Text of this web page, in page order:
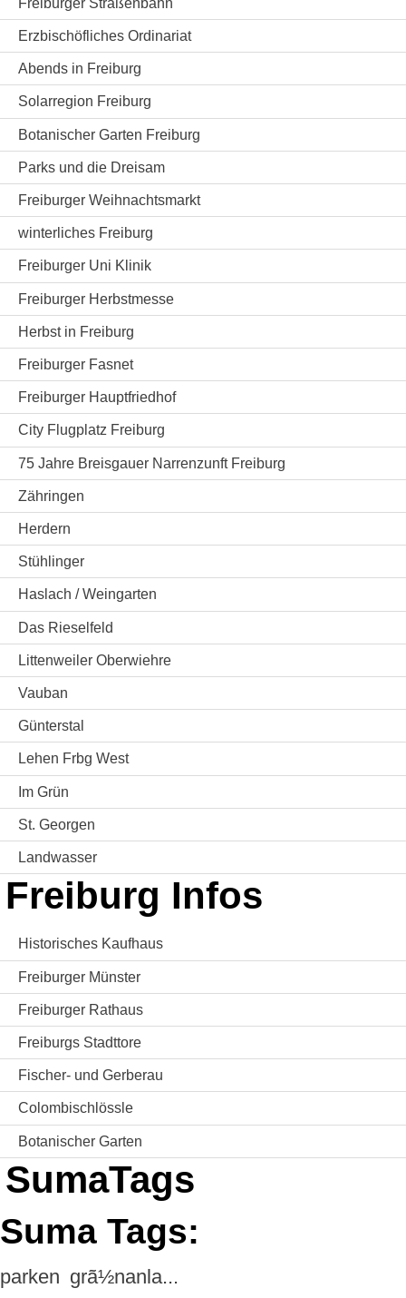
Erzbischöfliches Ordinariat
Abends in Freiburg
Solarregion Freiburg
Botanischer Garten Freiburg
Parks und die Dreisam
Freiburger Weihnachtsmarkt
winterliches Freiburg
Freiburger Uni Klinik
Freiburger Herbstmesse
Herbst in Freiburg
Freiburger Fasnet
Freiburger Hauptfriedhof
City Flugplatz Freiburg
75 Jahre Breisgauer Narrenzunft Freiburg
Zähringen
Herdern
Stühlinger
Haslach / Weingarten
Das Rieselfeld
Littenweiler Oberwiehre
Vauban
Günterstal
Lehen Frbg West
Im Grün
St. Georgen
Landwasser
Freiburg Infos
Historisches Kaufhaus
Freiburger Münster
Freiburger Rathaus
Freiburgs Stadttore
Fischer- und Gerberau
Colombischlössle
Botanischer Garten
SumaTags
Suma Tags:
parken grã½nanla...